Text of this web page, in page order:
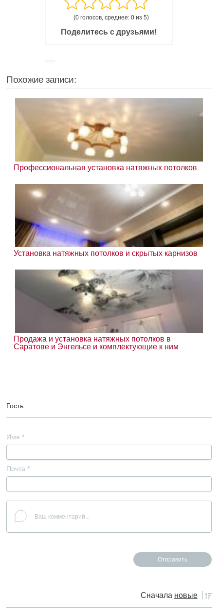
(0 голосов, среднее: 0 из 5)
Поделитесь с друзьями!
Похожие записи:
Профессиональная установка натяжных потолков
Установка натяжных потолков и скрытых карнизов
Продажа и установка натяжных потолков в
Саратове и Энгельсе и комплектующие к ним
Гость
Имя *
Почта *
Сначала новые